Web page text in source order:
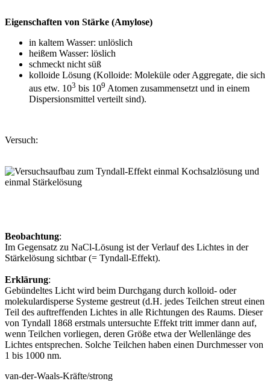
Eigenschaften von Stärke (Amylose)
in kaltem Wasser: unlöslich
heißem Wasser: löslich
schmeckt nicht süß
kolloide Lösung (Kolloide: Moleküle oder Aggregate, die sich
aus etw. 103 bis 109 Atomen zusammensetzt und in einem
Dispersionsmittel verteilt sind).
Versuch:
Beobachtung:
Im Gegensatz zu NaCl-Lösung ist der Verlauf des Lichtes in der
Stärkelösung sichtbar (= Tyndall-Effekt).
Erklärung:
Gebündeltes Licht wird beim Durchgang durch kolloid- oder
molekulardisperse Systeme gestreut (d.H. jedes Teilchen streut einen
Teil des auftreffenden Lichtes in alle Richtungen des Raums. Dieser
von Tyndall 1868 erstmals untersuchte Effekt tritt immer dann auf,
wenn Teilchen vorliegen, deren Größe etwa der Wellenlänge des
Lichtes entsprechen. Solche Teilchen haben einen Durchmesser von
1 bis 1000 nm.
van-der-Waals-Kräfte/strong